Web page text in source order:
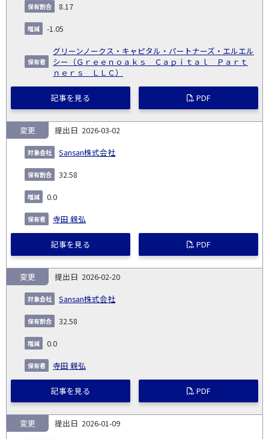
8.17
-1.05
グリーンノークス・キャピタル・パートナーズ・エルエル
シー（Ｇｒｅｅｎｏａｋｓ Ｃａｐｉｔａｌ Ｐａｒｔ
ｎｅｒｓ ＬＬＣ）
記事を見る PDF
2026-03-02
Sansan株式会社
変更
32.58
0.0
寺田 親弘
記事を見る PDF
2026-02-20
Sansan株式会社
変更
32.58
0.0
寺田 親弘
記事を見る PDF
2026-01-09
変更